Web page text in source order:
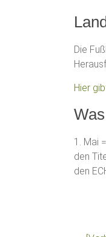
Die
Hier
1. Mai
den
den